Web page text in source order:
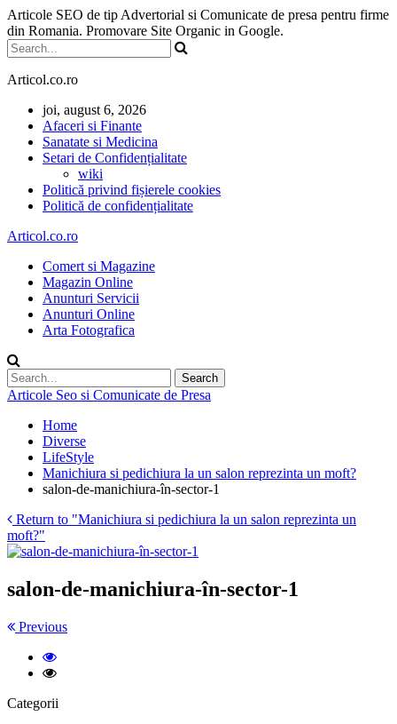
Articole SEO de tip Advertorial si Comunicate de presa pentru firme
din Romania. Promovare Site Organic in Google.
Articol.co.ro
joi, august 6, 2026
Afaceri si Finante
Sanatate si Medicina
Setari de Confidențialitate
wiki
Politică privind fișierele cookies
Politică de confidențialitate
Articol.co.ro
Comert si Magazine
Magazin Online
Anunturi Servicii
Anunturi Online
Arta Fotografica
Articole Seo si Comunicate de Presa
Home
Diverse
LifeStyle
Manichiura si pedichiura la un salon reprezinta un moft?
salon-de-manichiura-în-sector-1
Return to "Manichiura si pedichiura la un salon reprezinta un
moft?"
salon-de-manichiura-în-sector-1
Previous
Categorii